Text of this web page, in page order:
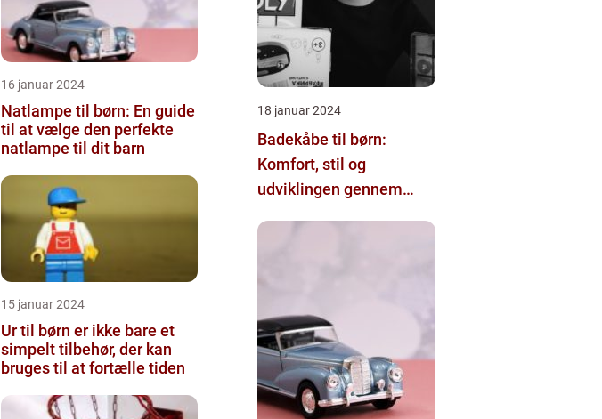
16 januar 2024
Natlampe til børn: En guide
til at vælge den perfekte
natlampe til dit barn
15 januar 2024
Ur til børn er ikke bare et
simpelt tilbehør, der kan
bruges til at fortælle tiden
18 januar 2024
Badekåbe til børn:
Komfort, stil og
udviklingen gennem